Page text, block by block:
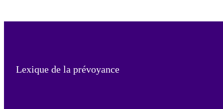
Lexique de la prévoyance